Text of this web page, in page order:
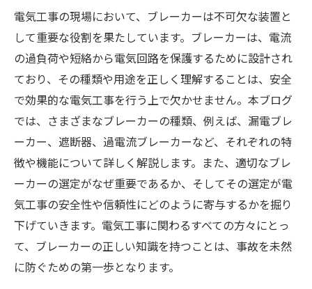
電気工事の現場において、ブレーカーは不可欠な装置と
して重要な役割を果たしています。ブレーカーは、電流
の過負荷や短絡から電気回路を保護するために設計され
ており、その種類や用途を正しく理解することは、安全
で効果的な電気工事を行う上で欠かせません。本ブログ
では、さまざまなブレーカーの種類、例えば、漏電ブレ
ーカー、遮断器、過電流ブレーカーなど、それぞれの特
徴や機能について詳しく解説します。また、適切なブレ
ーカーの選定がなぜ重要であるか、そしてその選定が電
気工事の安全性や信頼性にどのように寄与するかを掘り
下げていきます。電気工事に関わるすべての方々にとっ
て、ブレーカーの正しい知識を持つことは、事故を未然
に防ぐための第一歩となります。